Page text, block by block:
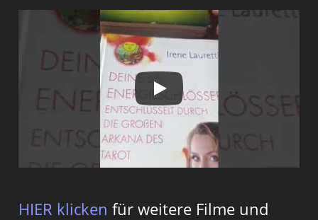
HIER klicken für weitere Filme und